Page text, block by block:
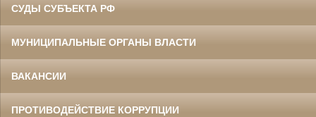
СУДЫ СУБЪЕКТА РФ
МУНИЦИПАЛЬНЫЕ ОРГАНЫ ВЛАСТИ
ВАКАНСИИ
ПРОТИВОДЕЙСТВИЕ КОРРУПЦИИ